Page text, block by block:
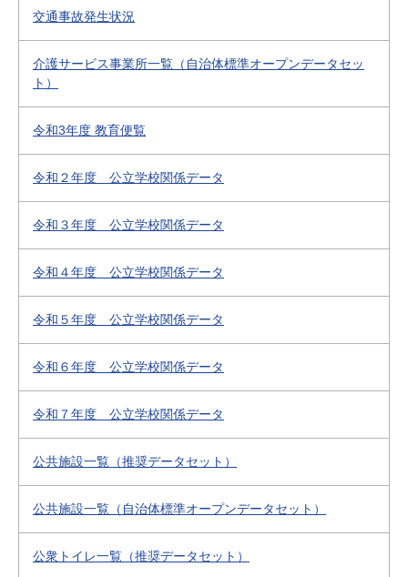
交通事故発生状況
介護サービス事業所一覧（自治体標準オープンデータセッ
ト）
令和3年度 教育便覧
令和２年度 公立学校関係データ
令和３年度 公立学校関係データ
令和４年度 公立学校関係データ
令和５年度 公立学校関係データ
令和６年度 公立学校関係データ
令和７年度 公立学校関係データ
公共施設一覧（推奨データセット）
公共施設一覧（自治体標準オープンデータセット）
公衆トイレ一覧（推奨データセット）